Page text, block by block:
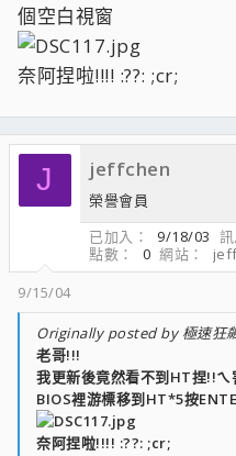
個空白視窗
奈阿捏啦!!!! :??: ;cr;
J jeffchen
榮譽會員
已加入
9/18/03
點數
0 網站
9/15/04
Originally posted by 極速狂
老哥!!!
我更新後竟然看不到HT捏!!ㄟ
BIOS裡游標移到HT*5按
奈阿捏啦!!!! :??: ;cr;